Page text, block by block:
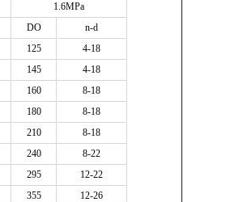
1.6MPa
DO
n-d
125
4-18
145
4-18
160
8-18
180
8-18
210
8-18
240
8-22
295
12-22
355
12-26